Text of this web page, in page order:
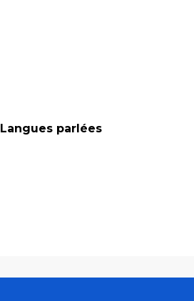
Langues parlées
Langues parlées